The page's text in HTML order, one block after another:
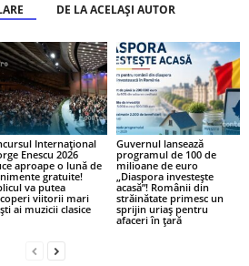
DE LA ACELAȘI AUTOR
Internațional
Enescu 2026
aproape o lună de
gratuite!
va putea
viitorii mari
ai muzicii clasice
Guvernul lansează
programul de 100 de
milioane de euro
„Diaspora investește
acasă”! Românii din
străinătate primesc un
sprijin uriaș pentru
afaceri în țară